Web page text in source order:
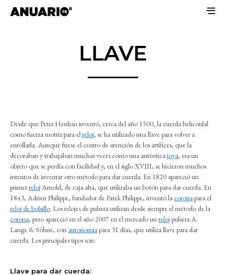
LLAVE
Desde que Peter Henlein inventó, cerca del año 1500, la cuerda helicoidal
como fuerza motriz para elreloj, se ha utilizado una llave para volver a
enrollarla. Aunque fuese el centro de atención de los artífices, que la
decoraban y trabajaban muchas veces como una auténticajoya, era un
objeto que se perdía con facilidad y, en el siglo XVIII, se hicieron muchos
intentos de inventar otro método para dar cuerda. En 1820 apareció un
primerreloj Arnold, de caja alta, que utilizaba un botón para dar cuerda. En
1843, Adrien Philippe, fundador de Patek Philippe, inventó lacoronapara el
reloj de bolsillo. Los relojes de pulsera utilizan desde siempre el método de la
corona, pero apareció en el año 2007 en el mercado unreloj pulsera A.
Lange & Söhne, con autonomíapara 31 días, que utiliza llave para dar
cuerda. Los principales tipos son:
Llave para dar cuerda: